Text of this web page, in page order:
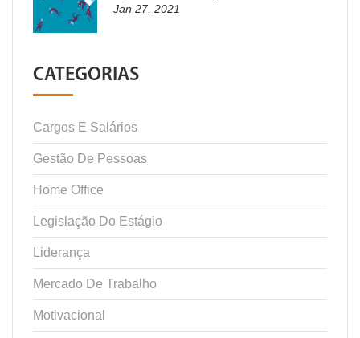
Jan 27, 2021
CATEGORIAS
Cargos E Salários
Gestão De Pessoas
Home Office
Legislação Do Estágio
Liderança
Mercado De Trabalho
Motivacional